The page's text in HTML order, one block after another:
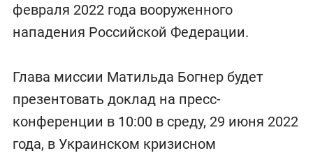
февраля 2022 года вооруженного
нападения Российской Федерации.
Глава миссии Матильда Богнер будет
презентовать доклад на пресс-
конференции в 10:00 в среду, 29 июня 2022
года, в Украинском кризисном